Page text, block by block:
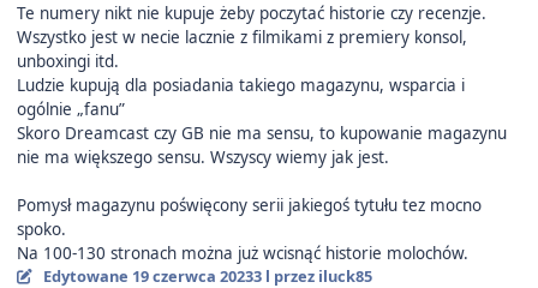
Te numery nikt nie kupuje żeby poczytać historie czy recenzje.
Wszystko jest w necie lacznie z filmikami z premiery konsol,
unboxingi itd.
Ludzie kupują dla posiadania takiego magazynu, wsparcia i
ogólnie „fanu”
Skoro Dreamcast czy GB nie ma sensu, to kupowanie magazynu
nie ma większego sensu. Wszyscy wiemy jak jest.
Pomysł magazynu poświęcony serii jakiegoś tytułu tez mocno
spoko.
Na 100-130 stronach można już wcisnąć historie molochów.
Edytowane 19 czerwca 20233 l przez iluck85